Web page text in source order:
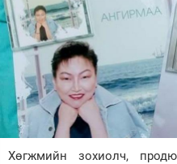
Улс төр
Эдийн засаг
Үзэл бодол
Спорт
Нийгэм
Хөгжмийн зохиолч,